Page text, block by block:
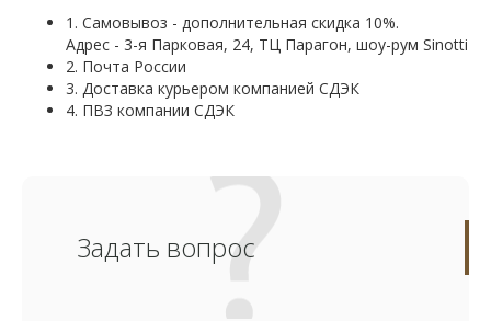
1. Самовывоз - дополнительная скидка 10%.
Адрес - 3-я Парковая, 24, ТЦ Парагон, шоу-рум Sinotti
2. Почта России
3. Доставка курьером компанией СДЭК
4. ПВЗ компании СДЭК
Задать вопрос